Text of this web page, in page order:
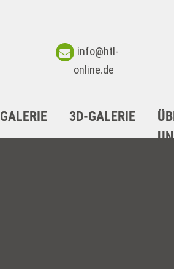
info@htl-
online.de
GALERIE 3D-GALERIE